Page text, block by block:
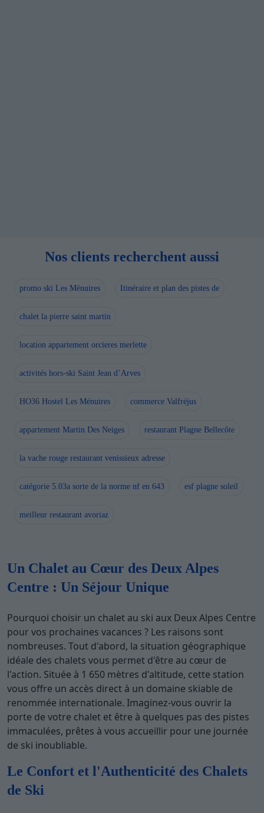
Nos clients recherchent aussi
promo ski Les Ménuires Itinéraire et plan des pistes de
chalet la pierre saint martin
location appartement orcieres merlette
activités hors-ski Saint Jean d’Arves
HO36 Hostel Les Ménuires commerce Valfréjus
appartement Martin Des Neiges restaurant Plagne Bellecôte
la vache rouge restaurant venissieux adresse
catégorie 5.03a sorte de la norme nf en 643 esf plagne soleil
meilleur restaurant avoriaz
Un Chalet au Cœur des Deux Alpes
Centre : Un Séjour Unique
Pourquoi choisir un chalet au ski aux Deux Alpes Centre
pour vos prochaines vacances ? Les raisons sont
nombreuses. Tout d'abord, la situation géographique
idéale des chalets vous permet d'être au cœur de
l'action. Située à 1 650 mètres d'altitude, cette station
vous offre un accès direct à un domaine skiable de
renommée internationale. Imaginez-vous ouvrir la
porte de votre chalet et être à quelques pas des pistes
immaculées, prêtes à vous accueillir pour une journée
de ski inoubliable.
Le Confort et l'Authenticité des Chalets
de Ski